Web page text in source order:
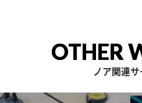
OTHER
ノア関連